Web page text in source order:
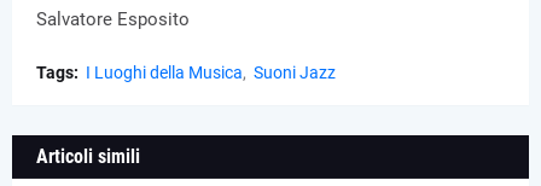
Salvatore Esposito
Tags: I Luoghi della Musica Suoni Jazz
Articoli simili